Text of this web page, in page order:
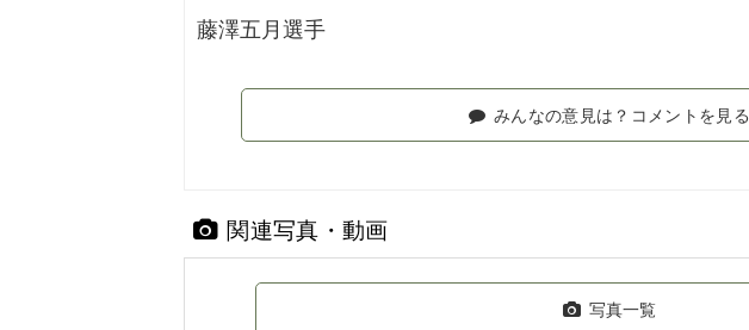
藤澤五月選手
みんなの意見は？コメントを見る
関連写真・動画
写真一覧